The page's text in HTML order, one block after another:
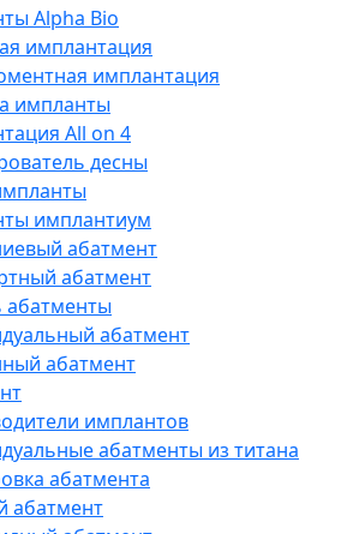
Alpha Bio
имплантация
имплантация
импланты
All on 4
десны
имплантиум
абатмент
абатмент
абатменты
абатмент
абатмент
имплантов
абатменты из титана
абатмента
абатмент